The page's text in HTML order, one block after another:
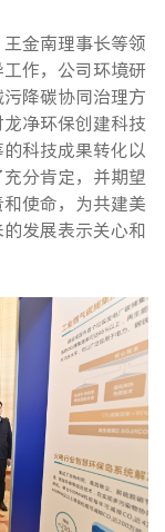
金南理事长等领
作，公司环境研
降碳协同治理方
净环保创建科技
科技成果转化以
分肯定，并期望
使命，为共建美
发展表示关心和